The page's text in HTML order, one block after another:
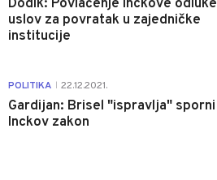
Dodik: Povlačenje Inckove odluke
uslov za povratak u zajedničke
institucije
POLITIKA 22.12.2021.
Gardijan: Brisel "ispravlja" sporni
Inckov zakon